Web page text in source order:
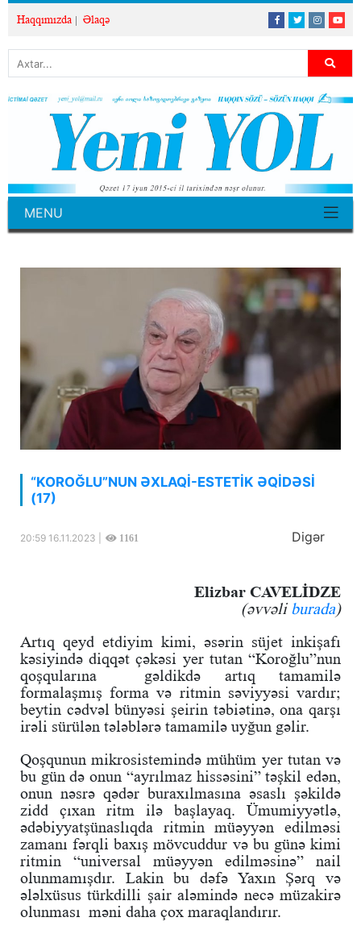
Haqqımızda Əlaqə
MENU
“KOROĞLU”NUN ƏXLAQİ-ESTETİK ƏQİDƏSİ
(17)
20:59 16.11.2023 | 1161 Digər
Elizbar CAVELİDZE
(əvvəli burada)
Artıq qeyd etdiyim kimi, əsərin süjet inkişafı
kəsiyində diqqət çəkəsi yer tutan “Koroğlu”nun
qoşqularına gəldikdə artıq tamamilə
formalaşmış forma və ritmin səviyyəsi vardır;
beytin cədvəl bünyəsi şeirin təbiətinə, ona qarşı
irəli sürülən tələblərə tamamilə uyğun gəlir.
Qoşqunun mikrosistemində mühüm yer tutan və
bu gün də onun “ayrılmaz hissəsini” təşkil edən,
onun nəsrə qədər buraxılmasına əsaslı şəkildə
zidd çıxan ritm ilə başlayaq. Ümumiyyətlə,
ədəbiyyatşünaslıqda ritmin müəyyən edilməsi
zamanı fərqli baxış mövcuddur və bu günə kimi
ritmin “universal müəyyən edilməsinə” nail
olunmamışdır. Lakin bu dəfə Yaxın Şərq və
ələlxüsus türkdilli şair aləmində necə müzakirə
olunması məni daha çox maraqlandırır.